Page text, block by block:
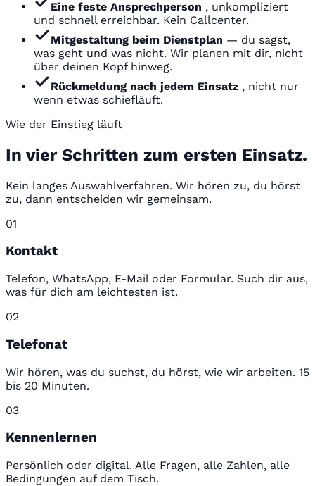
Eine feste Ansprechperson , unkompliziert
und schnell erreichbar. Kein Callcenter.
Mitgestaltung beim Dienstplan — du sagst,
was geht und was nicht. Wir planen mit dir, nicht
über deinen Kopf hinweg.
Rückmeldung nach jedem Einsatz , nicht nur
wenn etwas schiefläuft.
Wie der Einstieg läuft
In vier Schritten zum ersten Einsatz.
Kein langes Auswahlverfahren. Wir hören zu, du hörst
zu, dann entscheiden wir gemeinsam.
01
Kontakt
Telefon, WhatsApp, E-Mail oder Formular. Such dir aus,
was für dich am leichtesten ist.
02
Telefonat
Wir hören, was du suchst, du hörst, wie wir arbeiten. 15
bis 20 Minuten.
03
Kennenlernen
Persönlich oder digital. Alle Fragen, alle Zahlen, alle
Bedingungen auf dem Tisch.